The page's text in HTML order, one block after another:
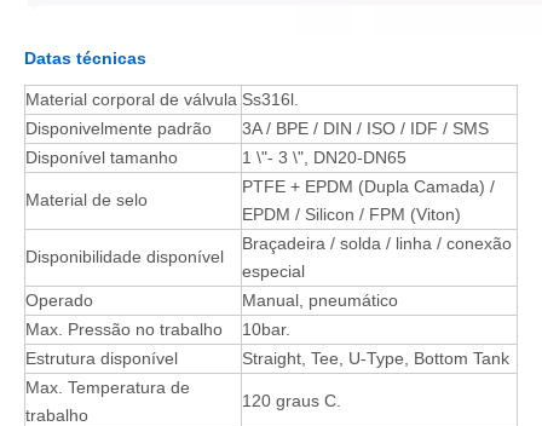
Datas técnicas
Material corporal de válvula Ss316l.
Disponivelmente padrão
3A / BPE / DIN / ISO / IDF / SMS
Disponível tamanho
1 \"- 3 \", DN20-DN65
Material de selo
PTFE + EPDM (Dupla Camada) /
EPDM / Silicon / FPM (Viton)
Disponibilidade disponível
Braçadeira / solda / linha / conexão
especial
Operado
Manual, pneumático
Max. Pressão no trabalho
10bar.
Estrutura disponível
Straight, Tee, U-Type, Bottom Tank
Max. Temperatura de
trabalho
120 graus C.